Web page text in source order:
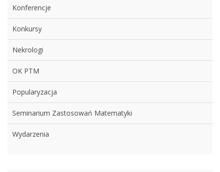
Konferencje
Konkursy
Nekrologi
OK PTM
Popularyzacja
Seminarium Zastosowań Matematyki
Wydarzenia